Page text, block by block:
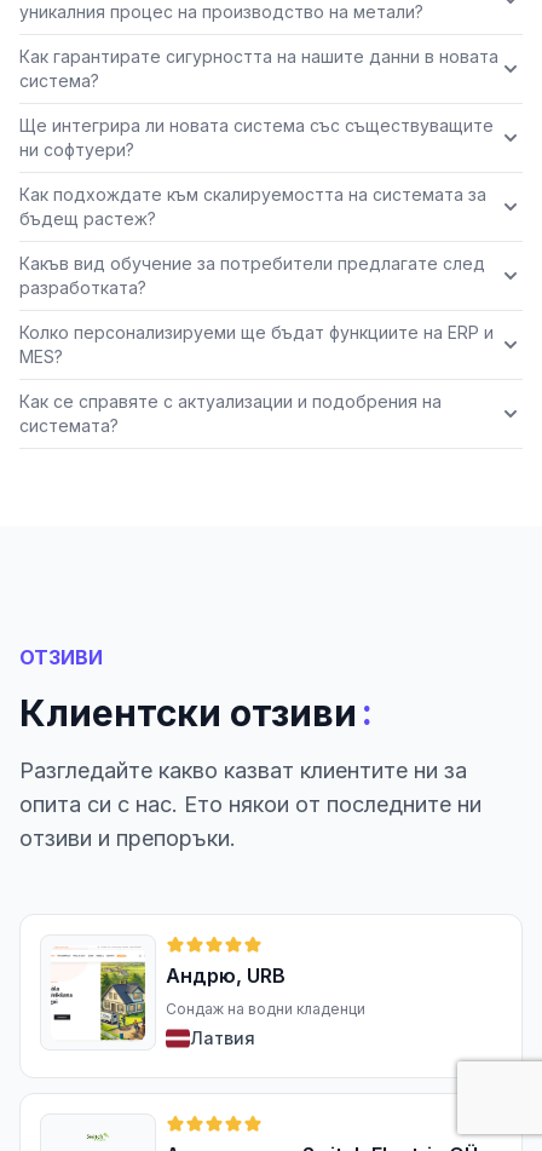
уникалния процес на производство на метали?
Как гарантирате сигурността на нашите данни в новата
система?
Ще интегрира ли новата система със съществуващите
ни софтуери?
Как подхождате към скалируемостта на системата за
бъдещ растеж?
Какъв вид обучение за потребители предлагате след
разработката?
Колко персонализируеми ще бъдат функциите на ERP и
MES?
Как се справяте с актуализации и подобрения на
системата?
ОТЗИВИ
Клиентски отзиви :
Разгледайте какво казват клиентите ни за
опита си с нас. Ето някои от последните ни
отзиви и препоръки.
Андрю, URB
Сондаж на водни кладенци
Латвия